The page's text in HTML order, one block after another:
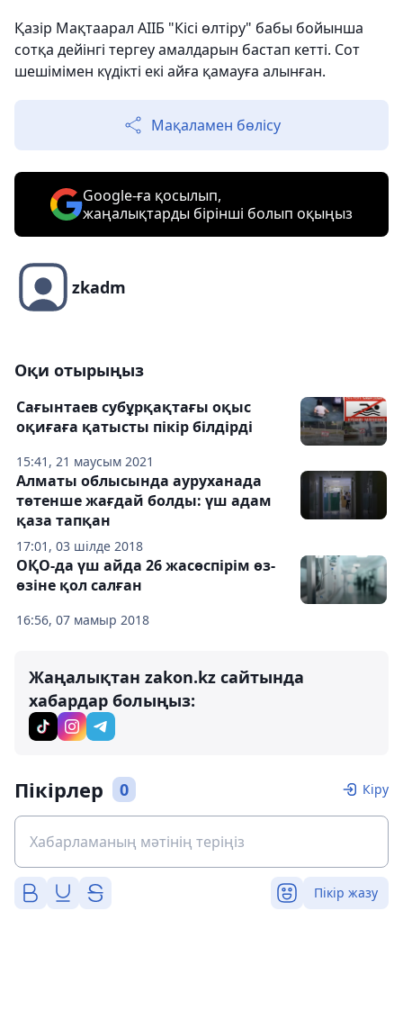
Қазір Мақтаарал АІІБ "Кісі өлтіру" бабы бойынша
сотқа дейінгі тергеу амалдарын бастап кетті. Сот
шешімімен күдікті екі айға қамауға алынған.
Мақаламен бөлісу
Google-ға қосылып,
жаңалықтарды бірінші болып оқыңыз
zkadm
Оқи отырыңыз
15:41, 21 маусым 2021
Сағынтаев субұрқақтағы оқыс
оқиғаға қатысты пікір білдірді
17:01, 03 шілде 2018
Алматы облысында ауруханада
төтенше жағдай болды: үш адам
қаза тапқан
16:56, 07 мамыр 2018
ОҚО-да үш айда 26 жасөспірім өз-
өзіне қол салған
Жаңалықтан zakon.kz сайтында
хабардар болыңыз:
Пікірлер 0 Кіру
Пікір жазу